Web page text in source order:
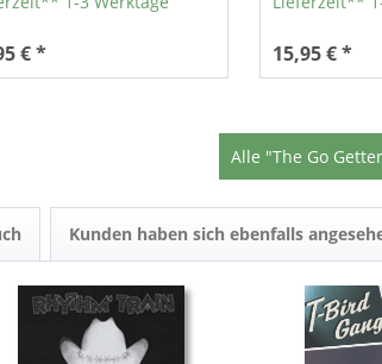
€ * 15,95 € *
Alle "The Go
Kunden haben sich ebenfalls